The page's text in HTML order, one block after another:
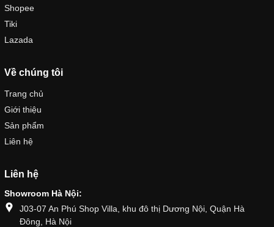
Shopee
Tiki
Lazada
Về chúng tôi
Trang chủ
Giới thiệu
Sản phẩm
Liên hệ
Liên hệ
Showroom Hà Nội:
J03-07 An Phú Shop Villa, khu đô thị Dương Nội, Quận Hà
Đông, Hà Nội